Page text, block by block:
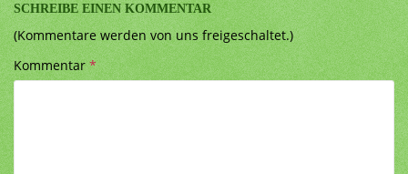
SCHREIBE EINEN KOMMENTAR
(Kommentare werden von uns freigeschaltet.)
Kommentar*